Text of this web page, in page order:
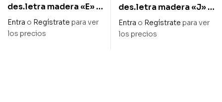
des.letra madera «E» 2
cm x 27 cm alto
Entra o Regístrate para ver
los precios
des.letra madera «J» 2
cm x 27 cm alto
Entra o Regístrate para ver
los precios